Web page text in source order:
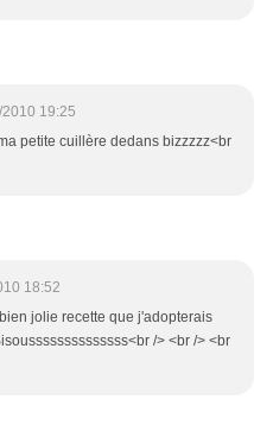
19:25
petite cuillère dedans bizzzzz<br
18:52
jolie recette que j'adopterais
/> <br /> <br